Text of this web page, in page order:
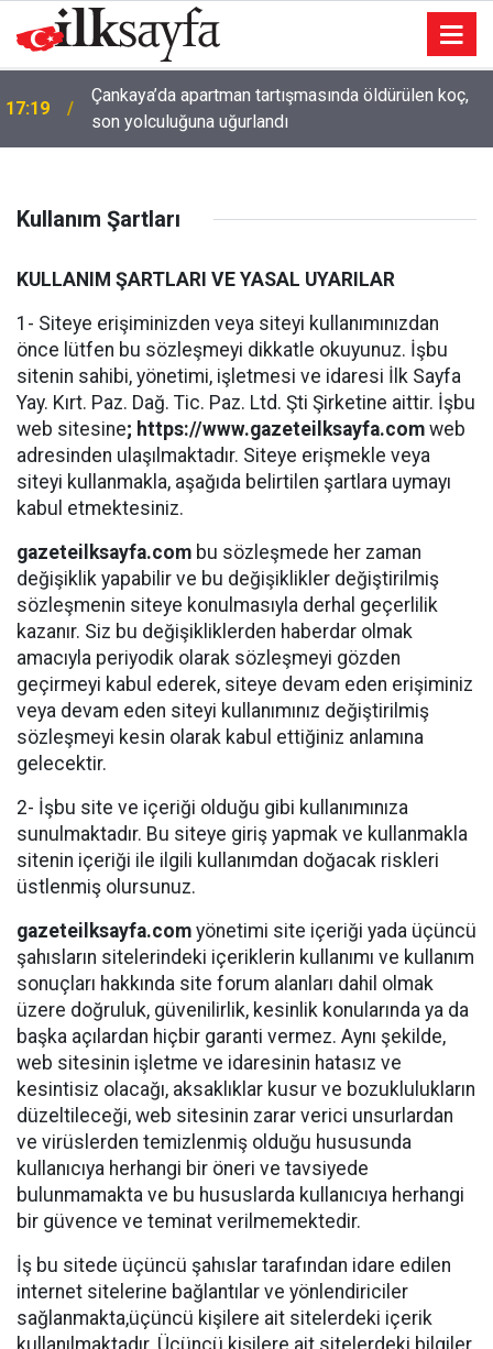
Çankaya’da apartman tartışmasında öldürülen koç,
son yolculuğuna uğurlandı
17:18
İletişim Başkanı Duran: Mekke Anlaşması tarihi bir
adımdır
Kullanım Şartları
KULLANIM ŞARTLARI VE YASAL UYARILAR
1- Siteye erişiminizden veya siteyi kullanımınızdan
önce lütfen bu sözleşmeyi dikkatle okuyunuz. İşbu
sitenin sahibi, yönetimi, işletmesi ve idaresi İlk Sayfa
Yay. Kırt. Paz. Dağ. Tic. Paz. Ltd. Şti Şirketine aittir. İşbu
web sitesine; https://www.gazeteilksayfa.com web
adresinden ulaşılmaktadır. Siteye erişmekle veya
siteyi kullanmakla, aşağıda belirtilen şartlara uymayı
kabul etmektesiniz.
gazeteilksayfa.com bu sözleşmede her zaman
değişiklik yapabilir ve bu değişiklikler değiştirilmiş
sözleşmenin siteye konulmasıyla derhal geçerlilik
kazanır. Siz bu değişikliklerden haberdar olmak
amacıyla periyodik olarak sözleşmeyi gözden
geçirmeyi kabul ederek, siteye devam eden erişiminiz
veya devam eden siteyi kullanımınız değiştirilmiş
sözleşmeyi kesin olarak kabul ettiğiniz anlamına
gelecektir.
2- İşbu site ve içeriği olduğu gibi kullanımınıza
sunulmaktadır. Bu siteye giriş yapmak ve kullanmakla
sitenin içeriği ile ilgili kullanımdan doğacak riskleri
üstlenmiş olursunuz.
gazeteilksayfa.com yönetimi site içeriği yada üçüncü
şahısların sitelerindeki içeriklerin kullanımı ve kullanım
sonuçları hakkında site forum alanları dahil olmak
üzere doğruluk, güvenilirlik, kesinlik konularında ya da
başka açılardan hiçbir garanti vermez. Aynı şekilde,
web sitesinin işletme ve idaresinin hatasız ve
kesintisiz olacağı, aksaklıklar kusur ve bozuklulukların
düzeltileceği, web sitesinin zarar verici unsurlardan
ve virüslerden temizlenmiş olduğu hususunda
kullanıcıya herhangi bir öneri ve tavsiyede
bulunmamakta ve bu hususlarda kullanıcıya herhangi
bir güvence ve teminat verilmemektedir.
İş bu sitede üçüncü şahıslar tarafından idare edilen
internet sitelerine bağlantılar ve yönlendiriciler
sağlanmakta,üçüncü kişilere ait sitelerdeki içerik
kullanılmaktadır. Üçüncü kişilere ait sitelerdeki bilgiler,